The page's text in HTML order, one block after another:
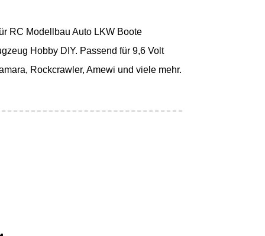
RC Modellbau Auto LKW Boote
Hobby DIY. Passend für 9,6 Volt
Rockcrawler, Amewi und viele mehr.